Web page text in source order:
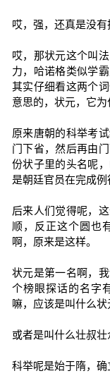
哎，强，还真是没有
哎，那状元这个叫
力，哈诺格类似学
其实仔细看这两个
意思的，状元，它为
原来唐朝的科举考
门下省，然后再由
份状子里的头名呢
是朝廷官员在完成例
后来人们觉得呢，
顺，反正这个圆也
啊，原来是这样。
状元是第一名啊，
个榜眼探话的名字
嘛，应该是叫什么状
或者是叫什么壮叔壮
科举呢是始于隋，确